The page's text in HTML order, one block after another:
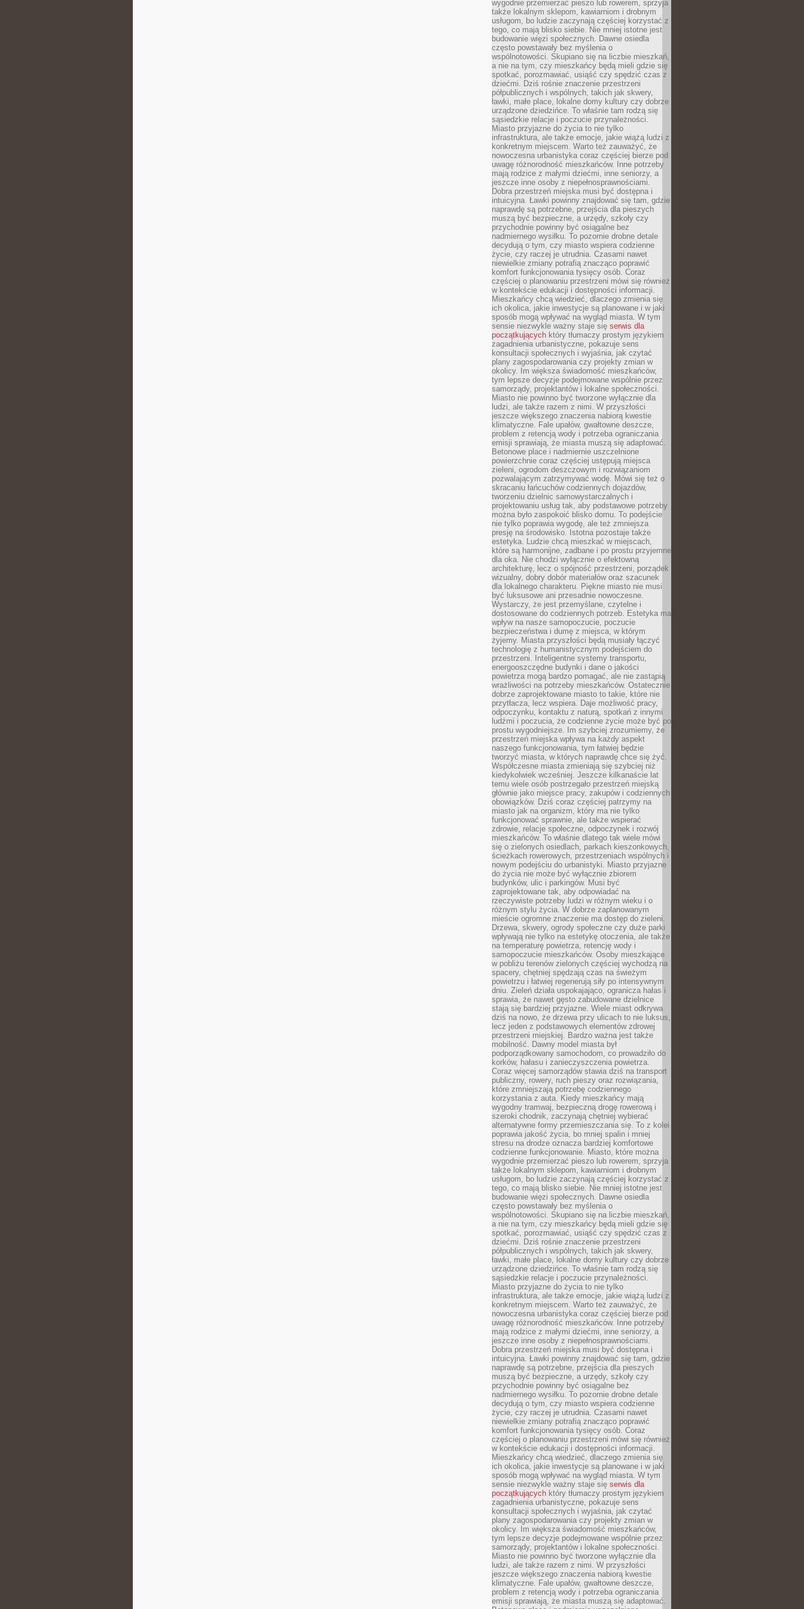
wygodnie przemierzać pieszo lub rowerem, sprzyja
także lokalnym sklepom, kawiarniom i drobnym
usługom, bo ludzie zaczynają częściej korzystać z
tego, co mają blisko siebie. Nie mniej istotne jest
budowanie więzi społecznych. Dawne osiedla
często powstawały bez myślenia o
wspólnotowości. Skupiano się na liczbie mieszkań,
a nie na tym, czy mieszkańcy będą mieli gdzie się
spotkać, porozmawiać, usiąść czy spędzić czas z
dziećmi. Dziś rośnie znaczenie przestrzeni
półpublicznych i wspólnych, takich jak skwery,
ławki, małe place, lokalne domy kultury czy dobrze
urządzone dziedzińce. To właśnie tam rodzą się
sąsiedzkie relacje i poczucie przynależności.
Miasto przyjazne do życia to nie tylko
infrastruktura, ale także emocje, jakie wiążą ludzi z
konkretnym miejscem. Warto też zauważyć, że
nowoczesna urbanistyka coraz częściej bierze pod
uwagę różnorodność mieszkańców. Inne potrzeby
mają rodzice z małymi dziećmi, inne seniorzy, a
jeszcze inne osoby z niepełnosprawnościami.
Dobra przestrzeń miejska musi być dostępna i
intuicyjna. Ławki powinny znajdować się tam, gdzie
naprawdę są potrzebne, przejścia dla pieszych
muszą być bezpieczne, a urzędy, szkoły czy
przychodnie powinny być osiągalne bez
nadmiernego wysiłku. To pozornie drobne detale
decydują o tym, czy miasto wspiera codzienne
życie, czy raczej je utrudnia. Czasami nawet
niewielkie zmiany potrafią znacząco poprawić
komfort funkcjonowania tysięcy osób. Coraz
częściej o planowaniu przestrzeni mówi się również
w kontekście edukacji i dostępności informacji.
Mieszkańcy chcą wiedzieć, dlaczego zmienia się
ich okolica, jakie inwestycje są planowane i w jaki
sposób mogą wpływać na wygląd miasta. W tym
sensie niezwykle ważny staje się serwis dla
początkujących który tłumaczy prostym językiem
zagadnienia urbanistyczne, pokazuje sens
konsultacji społecznych i wyjaśnia, jak czytać
plany zagospodarowania czy projekty zmian w
okolicy. Im większa świadomość mieszkańców,
tym lepsze decyzje podejmowane wspólnie przez
samorządy, projektantów i lokalne społeczności.
Miasto nie powinno być tworzone wyłącznie dla
ludzi, ale także razem z nimi. W przyszłości
jeszcze większego znaczenia nabiorą kwestie
klimatyczne. Fale upałów, gwałtowne deszcze,
problem z retencją wody i potrzeba ograniczania
emisji sprawiają, że miasta muszą się adaptować.
Betonowe place i nadmiernie uszczelnione
powierzchnie coraz częściej ustępują miejsca
zieleni, ogrodom deszczowym i rozwiązaniom
pozwalającym zatrzymywać wodę. Mówi się też o
skracaniu łańcuchów codziennych dojazdów,
tworzeniu dzielnic samowystarczalnych i
projektowaniu usług tak, aby podstawowe potrzeby
można było zaspokoić blisko domu. To podejście
nie tylko poprawia wygodę, ale też zmniejsza
presję na środowisko. Istotna pozostaje także
estetyka. Ludzie chcą mieszkać w miejscach,
które są harmonijne, zadbane i po prostu przyjemne
dla oka. Nie chodzi wyłącznie o efektowną
architekturę, lecz o spójność przestrzeni, porządek
wizualny, dobry dobór materiałów oraz szacunek
dla lokalnego charakteru. Piękne miasto nie musi
być luksusowe ani przesadnie nowoczesne.
Wystarczy, że jest przemyślane, czytelne i
dostosowane do codziennych potrzeb. Estetyka ma
wpływ na nasze samopoczucie, poczucie
bezpieczeństwa i dumę z miejsca, w którym
żyjemy. Miasta przyszłości będą musiały łączyć
technologię z humanistycznym podejściem do
przestrzeni. Inteligentne systemy transportu,
energooszczędne budynki i dane o jakości
powietrza mogą bardzo pomagać, ale nie zastąpią
wrażliwości na potrzeby mieszkańców. Ostatecznie
dobrze zaprojektowane miasto to takie, które nie
przytłacza, lecz wspiera. Daje możliwość pracy,
odpoczynku, kontaktu z naturą, spotkań z innymi
ludźmi i poczucia, że codzienne życie może być po
prostu wygodniejsze. Im szybciej zrozumiemy, że
przestrzeń miejska wpływa na każdy aspekt
naszego funkcjonowania, tym łatwiej będzie
tworzyć miasta, w których naprawdę chce się żyć.
Współczesne miasta zmieniają się szybciej niż
kiedykolwiek wcześniej. Jeszcze kilkanaście lat
temu wiele osób postrzegało przestrzeń miejską
głównie jako miejsce pracy, zakupów i codziennych
obowiązków. Dziś coraz częściej patrzymy na
miasto jak na organizm, który ma nie tylko
funkcjonować sprawnie, ale także wspierać
zdrowie, relacje społeczne, odpoczynek i rozwój
mieszkańców. To właśnie dlatego tak wiele mówi
się o zielonych osiedlach, parkach kieszonkowych,
ścieżkach rowerowych, przestrzeniach wspólnych i
nowym podejściu do urbanistyki. Miasto przyjazne
do życia nie może być wyłącznie zbiorem
budynków, ulic i parkingów. Musi być
zaprojektowane tak, aby odpowiadać na
rzeczywiste potrzeby ludzi w różnym wieku i o
różnym stylu życia. W dobrze zaplanowanym
mieście ogromne znaczenie ma dostęp do zieleni.
Drzewa, skwery, ogrody społeczne czy duże parki
wpływają nie tylko na estetykę otoczenia, ale także
na temperaturę powietrza, retencję wody i
samopoczucie mieszkańców. Osoby mieszkające
w pobliżu terenów zielonych częściej wychodzą na
spacery, chętniej spędzają czas na świeżym
powietrzu i łatwiej regenerują siły po intensywnym
dniu. Zieleń działa uspokajająco, ogranicza hałas i
sprawia, że nawet gęsto zabudowane dzielnice
stają się bardziej przyjazne. Wiele miast odkrywa
dziś na nowo, że drzewa przy ulicach to nie luksus,
lecz jeden z podstawowych elementów zdrowej
przestrzeni miejskiej. Bardzo ważna jest także
mobilność. Dawny model miasta był
podporządkowany samochodom, co prowadziło do
korków, hałasu i zanieczyszczenia powietrza.
Coraz więcej samorządów stawia dziś na transport
publiczny, rowery, ruch pieszy oraz rozwiązania,
które zmniejszają potrzebę codziennego
korzystania z auta. Kiedy mieszkańcy mają
wygodny tramwaj, bezpieczną drogę rowerową i
szeroki chodnik, zaczynają chętniej wybierać
alternatywne formy przemieszczania się. To z kolei
poprawia jakość życia, bo mniej spalin i mniej
stresu na drodze oznacza bardziej komfortowe
codzienne funkcjonowanie. Miasto, które można
wygodnie przemierzać pieszo lub rowerem, sprzyja
także lokalnym sklepom, kawiarniom i drobnym
usługom, bo ludzie zaczynają częściej korzystać z
tego, co mają blisko siebie. Nie mniej istotne jest
budowanie więzi społecznych. Dawne osiedla
często powstawały bez myślenia o
wspólnotowości. Skupiano się na liczbie mieszkań,
a nie na tym, czy mieszkańcy będą mieli gdzie się
spotkać, porozmawiać, usiąść czy spędzić czas z
dziećmi. Dziś rośnie znaczenie przestrzeni
półpublicznych i wspólnych, takich jak skwery,
ławki, małe place, lokalne domy kultury czy dobrze
urządzone dziedzińce. To właśnie tam rodzą się
sąsiedzkie relacje i poczucie przynależności.
Miasto przyjazne do życia to nie tylko
infrastruktura, ale także emocje, jakie wiążą ludzi z
konkretnym miejscem. Warto też zauważyć, że
nowoczesna urbanistyka coraz częściej bierze pod
uwagę różnorodność mieszkańców. Inne potrzeby
mają rodzice z małymi dziećmi, inne seniorzy, a
jeszcze inne osoby z niepełnosprawnościami.
Dobra przestrzeń miejska musi być dostępna i
intuicyjna. Ławki powinny znajdować się tam, gdzie
naprawdę są potrzebne, przejścia dla pieszych
muszą być bezpieczne, a urzędy, szkoły czy
przychodnie powinny być osiągalne bez
nadmiernego wysiłku. To pozornie drobne detale
decydują o tym, czy miasto wspiera codzienne
życie, czy raczej je utrudnia. Czasami nawet
niewielkie zmiany potrafią znacząco poprawić
komfort funkcjonowania tysięcy osób. Coraz
częściej o planowaniu przestrzeni mówi się również
w kontekście edukacji i dostępności informacji.
Mieszkańcy chcą wiedzieć, dlaczego zmienia się
ich okolica, jakie inwestycje są planowane i w jaki
sposób mogą wpływać na wygląd miasta. W tym
sensie niezwykle ważny staje się serwis dla
początkujących który tłumaczy prostym językiem
zagadnienia urbanistyczne, pokazuje sens
konsultacji społecznych i wyjaśnia, jak czytać
plany zagospodarowania czy projekty zmian w
okolicy. Im większa świadomość mieszkańców,
tym lepsze decyzje podejmowane wspólnie przez
samorządy, projektantów i lokalne społeczności.
Miasto nie powinno być tworzone wyłącznie dla
ludzi, ale także razem z nimi. W przyszłości
jeszcze większego znaczenia nabiorą kwestie
klimatyczne. Fale upałów, gwałtowne deszcze,
problem z retencją wody i potrzeba ograniczania
emisji sprawiają, że miasta muszą się adaptować.